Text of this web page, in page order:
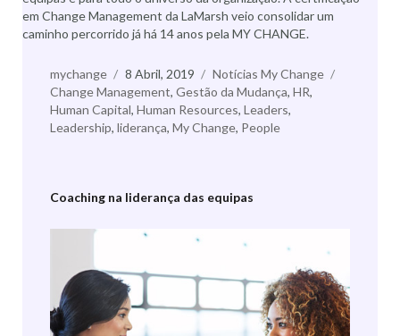
em Change Management da LaMarsh veio consolidar um
caminho percorrido já há 14 anos pela MY CHANGE.
Autor
mychange
Publicado
a
8 Abril, 2019 Categorias
Notícias My Change
Change Management, Gestão da Mudança, HR,
Human Capital, Human Resources, Leaders,
Leadership, liderança, My Change, People
Coaching na liderança das equipas